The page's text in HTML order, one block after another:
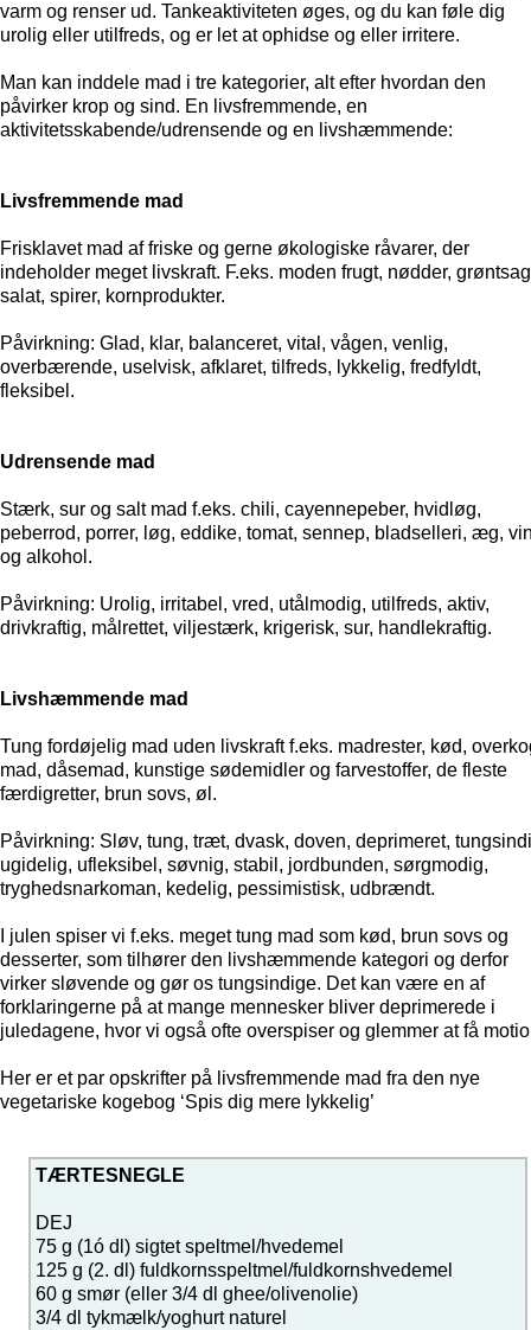
varm og renser ud. Tankeaktiviteten øges, og du kan føle dig
urolig eller utilfreds, og er let at ophidse og eller irritere.
Man kan inddele mad i tre kategorier, alt efter hvordan den
påvirker krop og sind. En livsfremmende, en
aktivitetsskabende/udrensende og en livshæmmende:
Livsfremmende mad
Frisklavet mad af friske og gerne økologiske råvarer, der
indeholder meget livskraft. F.eks. moden frugt, nødder,
salat, spirer, kornprodukter.
Påvirkning: Glad, klar, balanceret, vital, vågen, venlig,
overbærende, uselvisk, afklaret, tilfreds, lykkelig, fredfyldt,
fleksibel.
Udrensende mad
Stærk, sur og salt mad f.eks. chili, cayennepeber, hvidløg,
peberrod, porrer, løg, eddike, tomat, sennep, bladselleri, æg,
og alkohol.
Påvirkning: Urolig, irritabel, vred, utålmodig, utilfreds, aktiv,
drivkraftig, målrettet, viljestærk, krigerisk, sur, handlekraftig.
Livshæmmende mad
Tung fordøjelig mad uden livskraft f.eks. madrester, kød,
mad, dåsemad, kunstige sødemidler og farvestoffer, de fleste
færdigretter, brun sovs, øl.
Påvirkning: Sløv, tung, træt, dvask, doven, deprimeret,
ugidelig, ufleksibel, søvnig, stabil, jordbunden, sørgmodig,
tryghedsnarkoman, kedelig, pessimistisk, udbrændt.
I julen spiser vi f.eks. meget tung mad som kød, brun sovs og
desserter, som tilhører den livshæmmende kategori og derfor
virker sløvende og gør os tungsindige. Det kan være en af
forklaringerne på at mange mennesker bliver deprimerede i
juledagene, hvor vi også ofte overspiser og glemmer at få
Her er et par opskrifter på livsfremmende mad fra den nye
vegetariske kogebog ‘Spis dig mere lykkelig’
TÆRTESNEGLE
DEJ
75 g (1ó dl) sigtet speltmel/hvedemel
125 g (2. dl) fuldkornsspeltmel/fuldkornshvedemel
60 g smør (eller 3/4 dl ghee/olivenolie)
3/4 dl tykmælk/yoghurt naturel